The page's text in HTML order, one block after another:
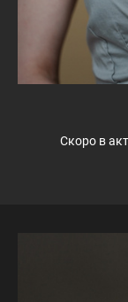
Скоро в